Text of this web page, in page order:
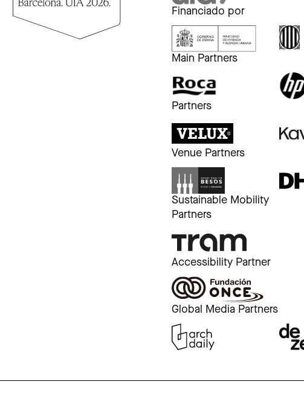
Financiado por
Main Partners
Partners
Venue Partners
Sustainable Mobility
Partners
Accessibility Partner
Global Media Partners